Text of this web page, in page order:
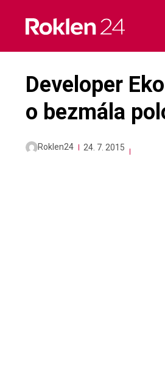
content
Developer
o bezmála
Roklen24 24. 7. 2015